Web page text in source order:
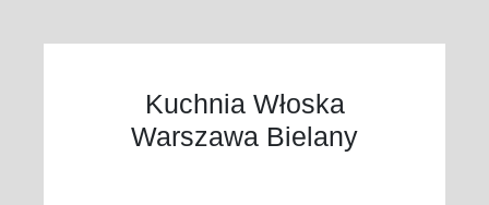
Kuchnia Włoska
Warszawa Bielany